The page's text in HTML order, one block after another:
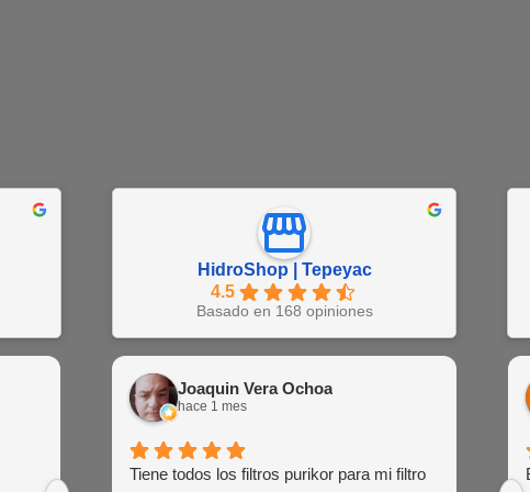
Juan Barajas
hace 1 semana
Buena atención al cliente de las agentes
Muy
HidroShop | Tepeyac
4.5
Basado en 168 opiniones
Joaquin Vera Ochoa
hace 1 mes
Tiene todos los filtros purikor para mi filtro